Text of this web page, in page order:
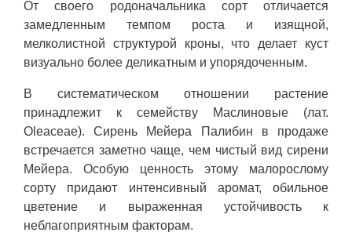
От своего родоначальника сорт отличается
замедленным темпом роста и изящной,
мелколистной структурой кроны, что делает куст
визуально более деликатным и упорядоченным.
В систематическом отношении растение
принадлежит к семейству Маслиновые (лат.
Oleaceae). Сирень Мейера Палибин в продаже
встречается заметно чаще, чем чистый вид сирени
Мейера. Особую ценность этому малорослому
сорту придают интенсивный аромат, обильное
цветение и выраженная устойчивость к
неблагоприятным факторам.